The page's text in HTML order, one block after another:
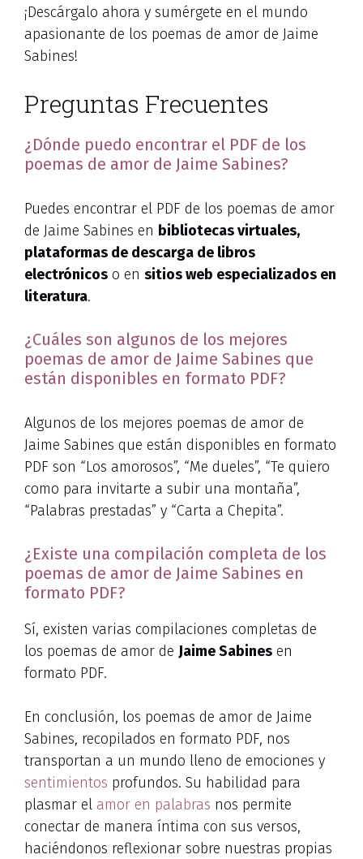
¡Descárgalo ahora y sumérgete en el mundo
apasionante de los poemas de amor de Jaime
Sabines!
Preguntas Frecuentes
¿Dónde puedo encontrar el PDF de los
poemas de amor de Jaime Sabines?
Puedes encontrar el PDF de los poemas de amor
de Jaime Sabines en bibliotecas virtuales,
plataformas de descarga de libros
electrónicos o en sitios web especializados en
literatura.
¿Cuáles son algunos de los mejores
poemas de amor de Jaime Sabines que
están disponibles en formato PDF?
Algunos de los mejores poemas de amor de
Jaime Sabines que están disponibles en formato
PDF son “Los amorosos”, “Me dueles”, “Te quiero
como para invitarte a subir una montaña”,
“Palabras prestadas” y “Carta a Chepita”.
¿Existe una compilación completa de los
poemas de amor de Jaime Sabines en
formato PDF?
Sí, existen varias compilaciones completas de
los poemas de amor de Jaime Sabines en
formato PDF.
En conclusión, los poemas de amor de Jaime
Sabines, recopilados en formato PDF, nos
transportan a un mundo lleno de emociones y
sentimientos profundos. Su habilidad para
plasmar el amor en palabras nos permite
conectar de manera íntima con sus versos,
haciéndonos reflexionar sobre nuestras propias